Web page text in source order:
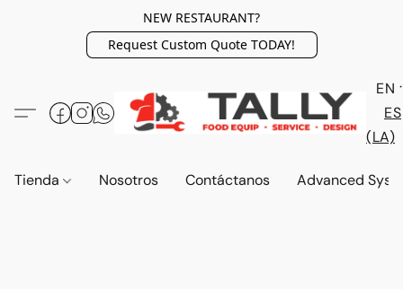
NEW RESTAURANT?
Request Custom Quote TODAY!
EN
ES
(LA)
Tienda Nosotros Contáctanos Advanced